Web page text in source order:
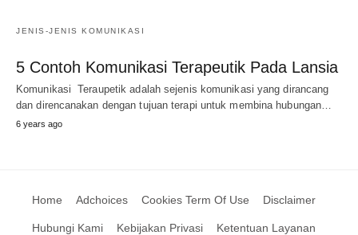
JENIS-JENIS KOMUNIKASI
5 Contoh Komunikasi Terapeutik Pada Lansia
Komunikasi Teraupetik adalah sejenis komunikasi yang dirancang
dan direncanakan dengan tujuan terapi untuk membina hubungan…
6 years ago
Home Adchoices Cookies Term Of Use Disclaimer
Hubungi Kami Kebijakan Privasi Ketentuan Layanan